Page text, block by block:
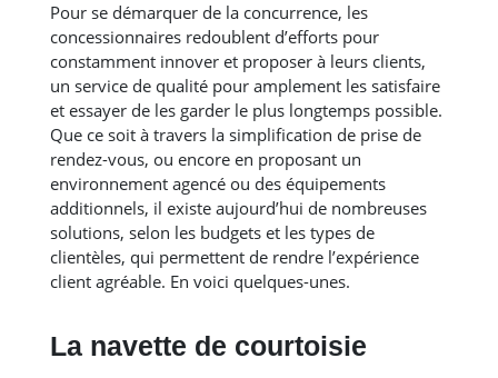
Pour se démarquer de la concurrence, les
concessionnaires redoublent d’efforts pour
constamment innover et proposer à leurs clients,
un service de qualité pour amplement les satisfaire
et essayer de les garder le plus longtemps possible.
Que ce soit à travers la simplification de prise de
rendez-vous, ou encore en proposant un
environnement agencé ou des équipements
additionnels, il existe aujourd’hui de nombreuses
solutions, selon les budgets et les types de
clientèles, qui permettent de rendre l’expérience
client agréable. En voici quelques-unes.
La navette de courtoisie